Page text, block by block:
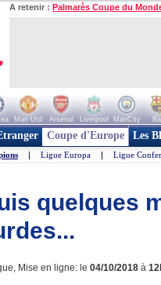
A retenir : Palmarès Coupe du
Man Utd Arsenal Liverpool ManCity
Coupe d'Europe Les
| Ligue Europa | Ligue
quelques
Mise en ligne: le 04/10/2018 à